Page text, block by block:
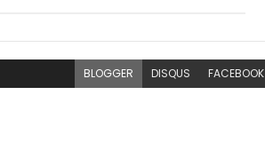
BLOGGER DISQUS FACEBOOK